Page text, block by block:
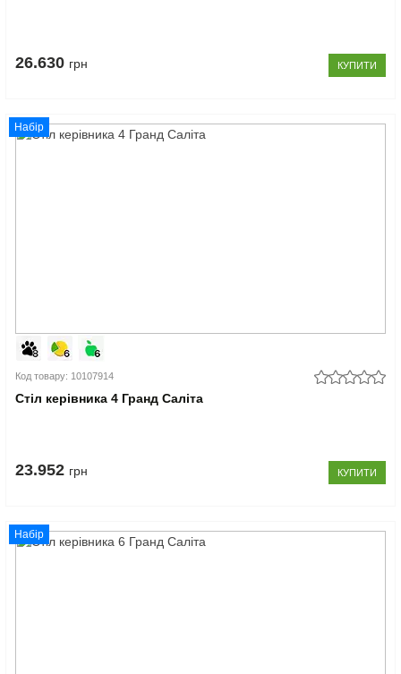
26.630 грн КУПИТИ
Набір
Код товару: 10107914
Стіл керівника 4 Гранд Саліта
23.952 грн КУПИТИ
Набір